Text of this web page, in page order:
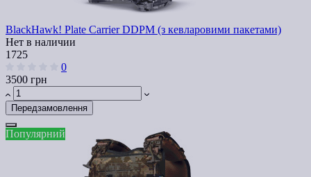
BlackHawk! Plate Carrier DDPM (з кевларовими пакетами)
Нет в наличии
1725
0
3500 грн
Передзамовлення
Популярний